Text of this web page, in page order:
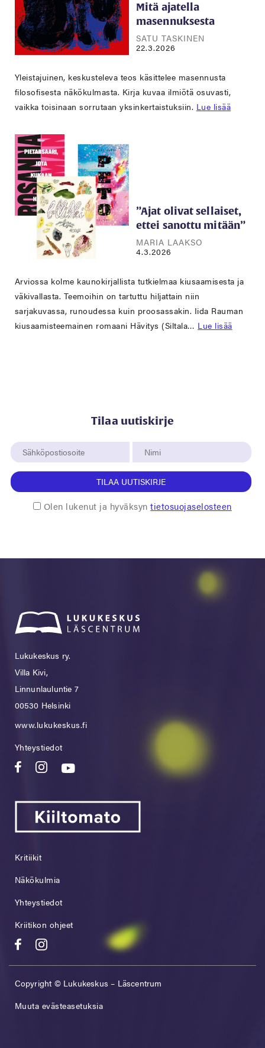
Mitä ajatella
masennuksesta
SATU TASKINEN
22.3.2026
Yleistajuinen, keskusteleva teos käsittelee masennusta
filosofisesta näkökulmasta. Kirja kuvaa ilmiötä osuvasti,
vaikka toisinaan sorrutaan yksinkertaistuksiin. Lue lisää
”Ajat olivat sellaiset,
ettei sanottu mitään”
MARIA LAAKSO
4.3.2026
Arviossa kolme kaunokirjallista tutkielmaa kiusaamisesta ja
väkivallasta. Teemoihin on tartuttu hiljattain niin
sarjakuvassa, runoudessa kuin proosassakin. Iida Rauman
kiusaamisteemainen romaani Hävitys (Siltala… Lue lisää
Tilaa uutiskirje
TILAA UUTISKIRJE
Olen lukenut ja hyväksyntietosuojaselosteen
Lukukeskus ry.
Villa Kivi,
Linnunlauluntie 7
00530 Helsinki
www.lukukeskus.fi
Yhteystiedot
Kritiikit
Näkökulmia
Yhteystiedot
Kriitikon ohjeet
Copyright © Lukukeskus – Läscentrum
Muuta evästeasetuksia